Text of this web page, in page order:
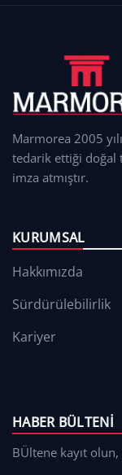
Marmorea 2005
tedarik ettiği doğal
imza atmıştır.
KURUMSAL
Hakkımızda
Sürdürülebilirlik
Kariyer
HABER BÜLTENI
BÜltene kayıt